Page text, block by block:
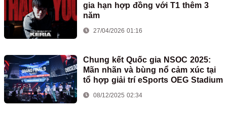
gia hạn hợp đồng với T1 thêm 3
năm
27/04/2026 01:16
Chung kết Quốc gia NSOC 2025:
Mãn nhãn và bùng nổ cảm xúc tại
tổ hợp giải trí eSports OEG Stadium
08/12/2025 02:34